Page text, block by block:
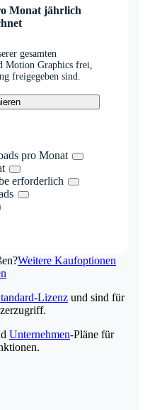
Monat jährlich
gesamten
Motion Graphics frei,
freigegeben sind.
pro Monat
erforderlich
Weitere Kaufoptionen
Lizenz und sind für
Unternehmen-Pläne für